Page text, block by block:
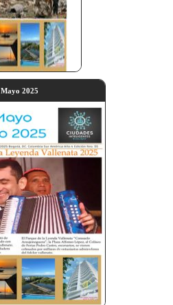
Mayo 2025